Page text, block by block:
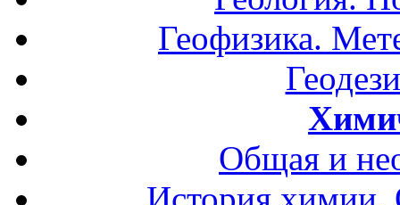
Геофизика.
Общая и